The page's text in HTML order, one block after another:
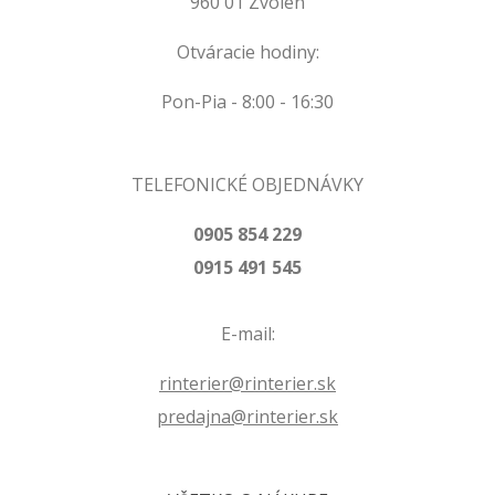
Otváracie hodiny:
Pon-Pia - 8:00 - 16:30
TELEFONICKÉ OBJEDNÁVKY
0905 854 229
0915 491 545
E-mail:
rinterier@rinterier.sk
predajna@rinterier.sk